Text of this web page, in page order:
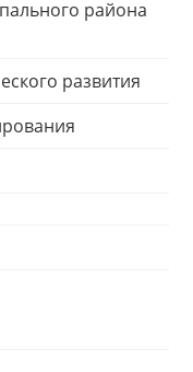
района
развития